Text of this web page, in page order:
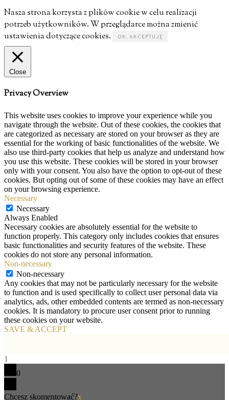
Nasza strona korzysta z plików cookie w celu realizacji
potrzeb użytkowników. W przeglądarce można zmienić
ustawienia dotyczące cookies.
OK, AKCEPTUJĘ
Close
Privacy Overview
This website uses cookies to improve your experience while you
navigate through the website. Out of these cookies, the cookies that
are categorized as necessary are stored on your browser as they are
essential for the working of basic functionalities of the website. We
also use third-party cookies that help us analyze and understand how
you use this website. These cookies will be stored in your browser
only with your consent. You also have the option to opt-out of these
cookies. But opting out of some of these cookies may have an effect
on your browsing experience.
Necessary
Necessary
Always Enabled
Necessary cookies are absolutely essential for the website to
function properly. This category only includes cookies that ensures
basic functionalities and security features of the website. These
cookies do not store any personal information.
Non-necessary
Non-necessary
Any cookies that may not be particularly necessary for the website
to function and is used specifically to collect user personal data via
analytics, ads, other embedded contents are termed as non-necessary
cookies. It is mandatory to procure user consent prior to running
these cookies on your website.
SAVE & ACCEPT
1
0
Chcesz skomentować?x